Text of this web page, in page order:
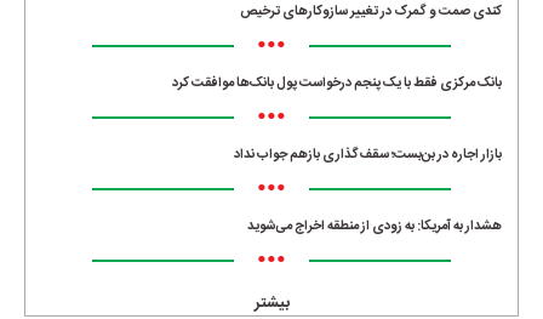
کندی صمت و گمرک در تغییر سازوکارهای ترخیص
•••
بانک مرکزی فقط با یک‌ پنجم درخواست پول بانک‌ها موافقت کرد
•••
بازار اجاره در بن‌بست؛ سقف‌گذاری بازهم جواب نداد
•••
هشدار به آمریکا: به زودی از منطقه اخراج می‌شوید
•••
بیشتر